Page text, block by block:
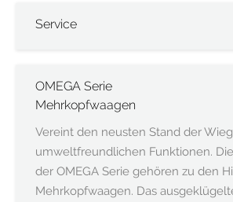
Service
OMEGA Serie
Mehrkopfwaagen
Vereint den neusten Stand der
umweltfreundlichen Funktionen.
der OMEGA Serie gehören zu den
Mehrkopfwaagen. Das